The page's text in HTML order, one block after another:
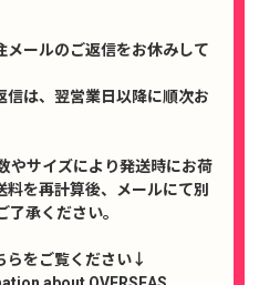
メールのご返信をお休みして
信は、翌営業日以降に順次お
やサイズにより発送時にお荷
を再計算後、メールにて別
承ください。
らをご覧ください↓